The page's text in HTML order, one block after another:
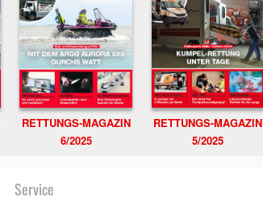
RETTUNGS-MAGAZIN
6/2025
RETTUNGS-MAGAZIN
5/2025
Service